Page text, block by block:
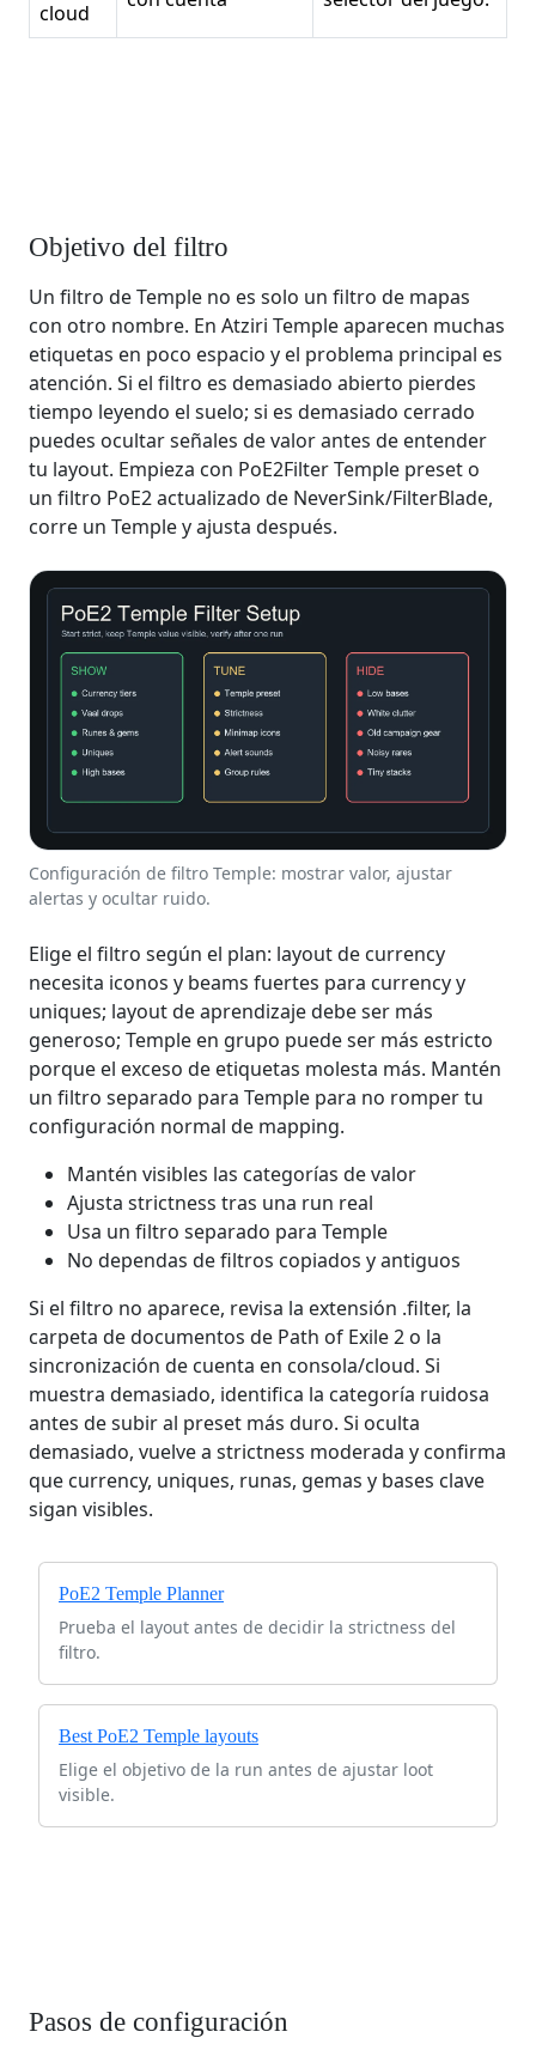
cloud
Objetivo del filtro
Un filtro de Temple no es solo un filtro de mapas
con otro nombre. En Atziri Temple aparecen muchas
etiquetas en poco espacio y el problema principal es
atención. Si el filtro es demasiado abierto pierdes
tiempo leyendo el suelo; si es demasiado cerrado
puedes ocultar señales de valor antes de entender
tu layout. Empieza con PoE2Filter Temple preset o
un filtro PoE2 actualizado de NeverSink/FilterBlade,
corre un Temple y ajusta después.
Configuración de filtro Temple: mostrar valor, ajustar
alertas y ocultar ruido.
Elige el filtro según el plan: layout de currency
necesita iconos y beams fuertes para currency y
uniques; layout de aprendizaje debe ser más
generoso; Temple en grupo puede ser más estricto
porque el exceso de etiquetas molesta más. Mantén
un filtro separado para Temple para no romper tu
configuración normal de mapping.
Mantén visibles las categorías de valor
Ajusta strictness tras una run real
Usa un filtro separado para Temple
No dependas de filtros copiados y antiguos
Si el filtro no aparece, revisa la extensión .filter, la
carpeta de documentos de Path of Exile 2 o la
sincronización de cuenta en consola/cloud. Si
muestra demasiado, identifica la categoría ruidosa
antes de subir al preset más duro. Si oculta
demasiado, vuelve a strictness moderada y confirma
que currency, uniques, runas, gemas y bases clave
sigan visibles.
PoE2 Temple Planner
Prueba el layout antes de decidir la strictness del
filtro.
Best PoE2 Temple layouts
Elige el objetivo de la run antes de ajustar loot
visible.
Pasos de configuración